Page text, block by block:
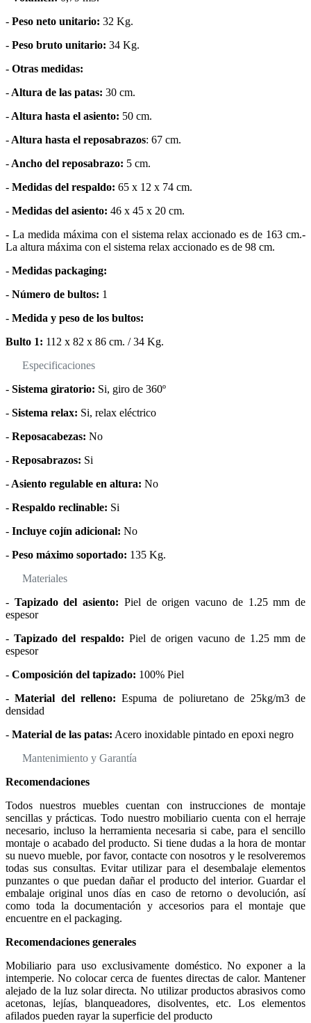
- Peso neto unitario: 32 Kg.
- Peso bruto unitario: 34 Kg.
- Otras medidas:
- Altura de las patas: 30 cm.
- Altura hasta el asiento: 50 cm.
- Altura hasta el reposabrazos: 67 cm.
- Ancho del reposabrazo: 5 cm.
- Medidas del respaldo: 65 x 12 x 74 cm.
- Medidas del asiento: 46 x 45 x 20 cm.
- La medida máxima con el sistema relax accionado es de 163 cm.-
La altura máxima con el sistema relax accionado es de 98 cm.
- Medidas packaging:
- Número de bultos: 1
- Medida y peso de los bultos:
Bulto 1: 112 x 82 x 86 cm. / 34 Kg.
Especificaciones
- Sistema giratorio: Si, giro de 360º
- Sistema relax: Si, relax eléctrico
- Reposacabezas: No
- Reposabrazos: Si
- Asiento regulable en altura: No
- Respaldo reclinable: Si
- Incluye cojín adicional: No
- Peso máximo soportado: 135 Kg.
Materiales
- Tapizado del asiento: Piel de origen vacuno de 1.25 mm de
espesor
- Tapizado del respaldo: Piel de origen vacuno de 1.25 mm de
espesor
- Composición del tapizado: 100% Piel
- Material del relleno:Espuma de poliuretano de 25kg/m3 de
densidad
- Material de las patas: Acero inoxidable pintado en epoxi negro
Mantenimiento y Garantía
Recomendaciones
Todos nuestros muebles cuentan con instrucciones de montaje
sencillas y prácticas. Todo nuestro mobiliario cuenta con el herraje
necesario, incluso la herramienta necesaria si cabe, para el sencillo
montaje o acabado del producto. Si tiene dudas a la hora de montar
su nuevo mueble, por favor, contacte con nosotros y le resolveremos
todas sus consultas. Evitar utilizar para el desembalaje elementos
punzantes o que puedan dañar el producto del interior. Guardar el
embalaje original unos días en caso de retorno o devolución, así
como toda la documentación y accesorios para el montaje que
encuentre en el packaging.
Recomendaciones generales
Mobiliario para uso exclusivamente doméstico. No exponer a la
intemperie. No colocar cerca de fuentes directas de calor. Mantener
alejado de la luz solar directa. No utilizar productos abrasivos como
acetonas, lejías, blanqueadores, disolventes, etc. Los elementos
afilados pueden rayar la superficie del producto